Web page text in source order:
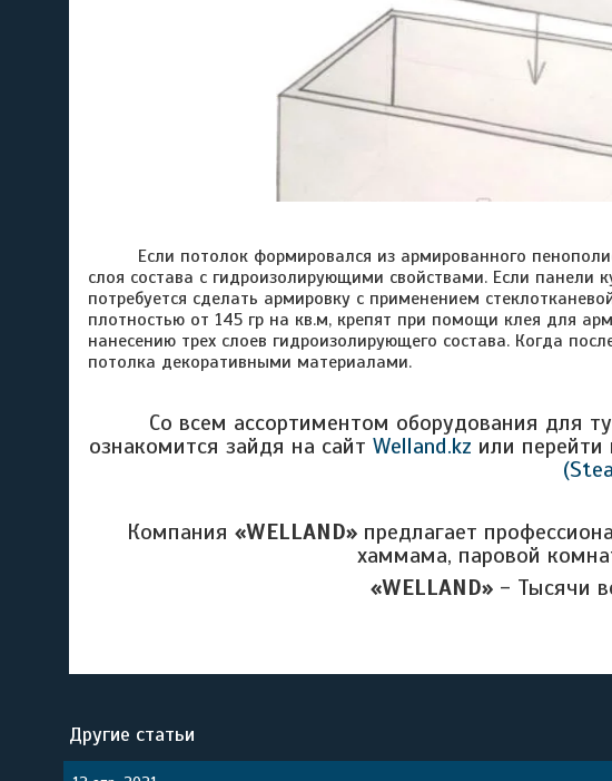
Если потолок формировался из армированного
слоя состава с гидроизолирующими свойствами. Если панели
потребуется сделать армировку с применением
плотностью от 145 гр на кв.м, крепят при помощи клея для
нанесению трех слоев гидроизолирующего состава. Когда
потолка декоративными материалами.
Со всем ассортиментом оборудования для
ознакомится зайдя на сайт Welland.kz или перейти
Компания «WELLAND» предлагает
хаммама, паровой
«WELLAND» - Тысячи
Другие статьи